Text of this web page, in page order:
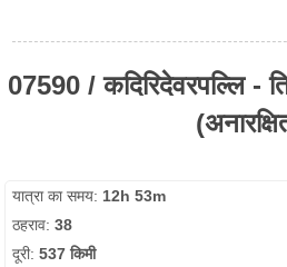
07590 / कदिरिदेवरपल्लि -
यात्रा का समय: 12h 53m
ठहराव:38
दूरी:537 किमी